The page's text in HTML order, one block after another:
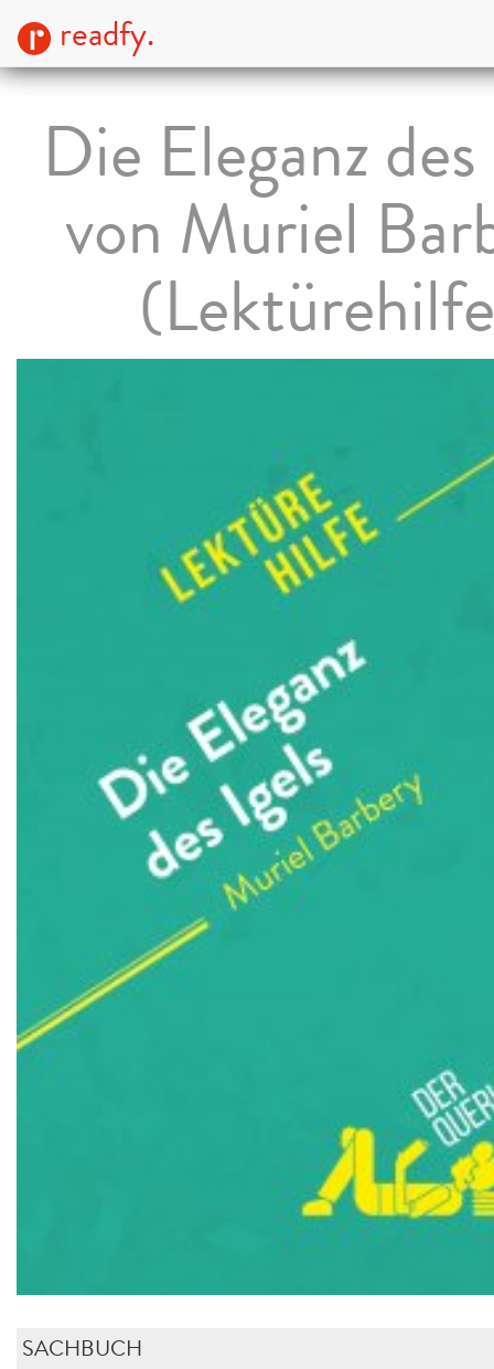
readfy.
Die Eleganz
von Muriel
SACHBUCH